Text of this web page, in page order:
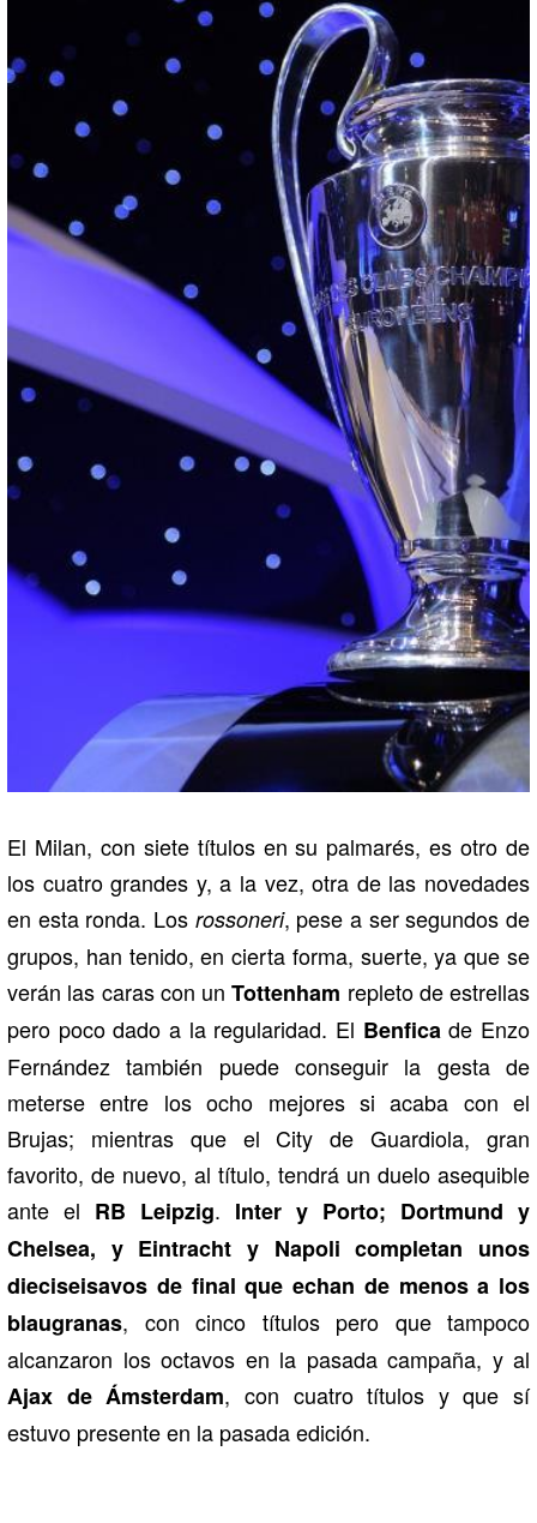
El Milan, con siete títulos en su palmarés, es otro de
los cuatro grandes y, a la vez, otra de las novedades
en esta ronda. Los rossoneri, pese a ser segundos de
grupos, han tenido, en cierta forma, suerte, ya que se
verán las caras con unTottenham repleto de estrellas
pero poco dado a la regularidad. El Benficade Enzo
Fernández también puede conseguir la gesta de
meterse entre los ocho mejores si acaba con el
Brujas; mientras que el City de Guardiola, gran
favorito, de nuevo, al título, tendrá un duelo asequible
ante el RB Leipzig. Inter y Porto; Dortmund y
Chelsea, y Eintracht y Napoli completan unos
dieciseisavos de final que echan de menos a los
blaugranas, con cinco títulos pero que tampoco
alcanzaron los octavos en la pasada campaña, y al
Ajax de Ámsterdam, con cuatro títulos y que sí
estuvo presente en la pasada edición.